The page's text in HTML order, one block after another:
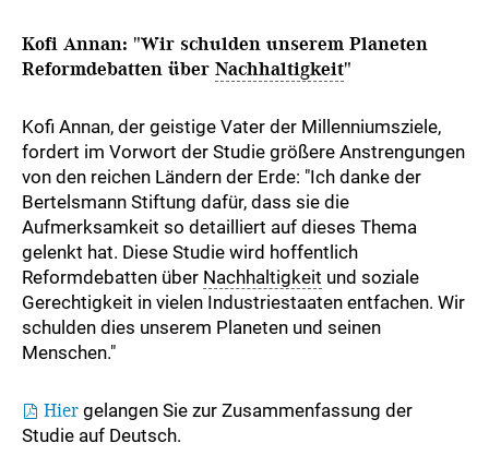
Kofi Annan: "Wir schulden unserem Planeten
Reformdebatten über Nachhaltigkeit"
Kofi Annan, der geistige Vater der Millenniumsziele,
fordert im Vorwort der Studie größere Anstrengungen
von den reichen Ländern der Erde: "Ich danke der
Bertelsmann Stiftung dafür, dass sie die
Aufmerksamkeit so detailliert auf dieses Thema
gelenkt hat. Diese Studie wird hoffentlich
Reformdebatten über Nachhaltigkeit und soziale
Gerechtigkeit in vielen Industriestaaten entfachen. Wir
schulden dies unserem Planeten und seinen
Menschen."
Hier gelangen Sie zur Zusammenfassung der
Studie auf Deutsch.